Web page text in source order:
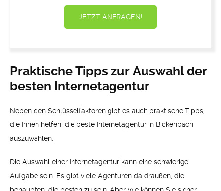
JETZT ANFRAGEN!
Praktische Tipps zur Auswahl der
besten Internetagentur
Neben den Schlüsselfaktoren gibt es auch praktische Tipps,
die Ihnen helfen, die beste Internetagentur in Bickenbach
auszuwählen.
Die Auswahl einer Internetagentur kann eine schwierige
Aufgabe sein. Es gibt viele Agenturen da draußen, die
behaupten, die besten zu sein. Aber wie können Sie sicher